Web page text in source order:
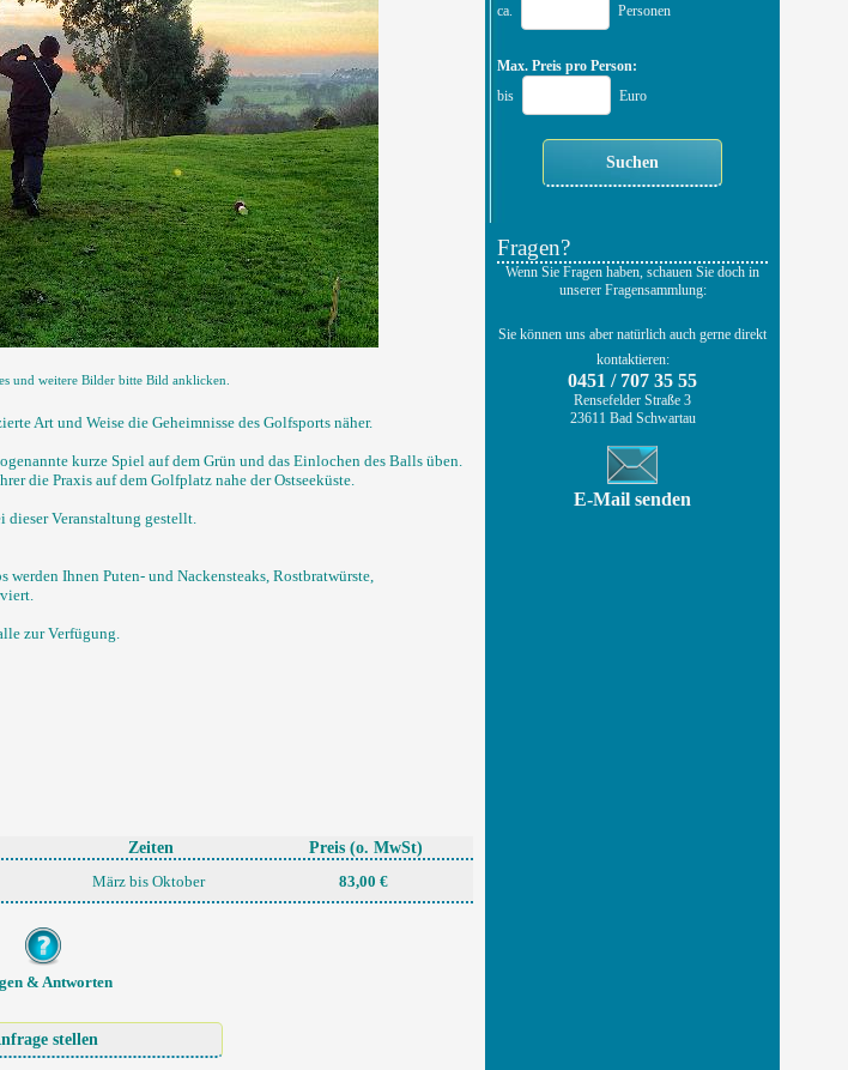
und weitere Bilder bitte Bild anklicken.
Art und Weise die Geheimnisse des Golfsports näher.
kurze Spiel auf dem Grün und das Einlochen des Balls üben.
die Praxis auf dem Golfplatz nahe der Ostseeküste.
dieser Veranstaltung gestellt.
werden Ihnen Puten- und Nackensteaks, Rostbratwürste,
zur Verfügung.
Zeiten Preis(o. MwSt)
März bis Oktober 83,00 €
& Antworten
ca.
Personen
Max. Preis pro Person:
bis
Euro
Fragen?
Wenn Sie Fragen haben, schauen Sie doch in
unserer Fragensammlung:
Sie können uns aber natürlich auch gerne direkt
kontaktieren:
0451 / 707 35 55
Rensefelder Straße 3
23611 Bad Schwartau
E-Mail senden